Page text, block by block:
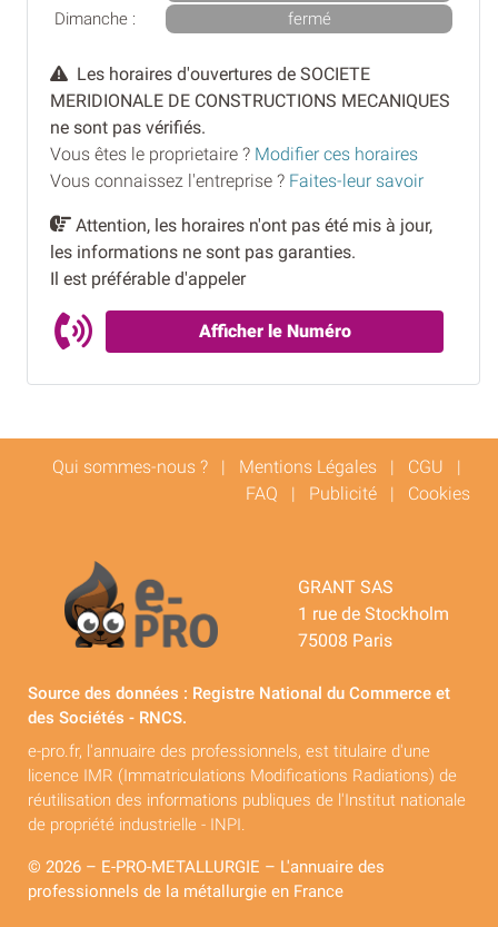
Dimanche :
fermé
Les horaires d'ouvertures de SOCIETE
MERIDIONALE DE CONSTRUCTIONS MECANIQUES
ne sont pas vérifiés.
Vous êtes le proprietaire ? Modifier ces horaires
Vous connaissez l'entreprise ? Faites-leur savoir
Attention, les horaires n'ont pas été mis à jour,
les informations ne sont pas garanties.
Il est préférable d'appeler
Afficher le Numéro
Qui sommes-nous ? | Mentions Légales | CGU |
FAQ | Publicité | Cookies
GRANT SAS
1 rue de Stockholm
75008 Paris
Source des données : Registre National du Commerce et
des Sociétés - RNCS.
e-pro.fr, l'annuaire des professionnels, est titulaire d'une
licence IMR (Immatriculations Modifications Radiations) de
réutilisation des informations publiques de l'Institut nationale
de propriété industrielle - INPI.
© 2026 – E-PRO-METALLURGIE – L'annuaire des
professionnels de la métallurgie en France